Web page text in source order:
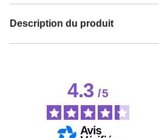
Description du produit
4.3/5